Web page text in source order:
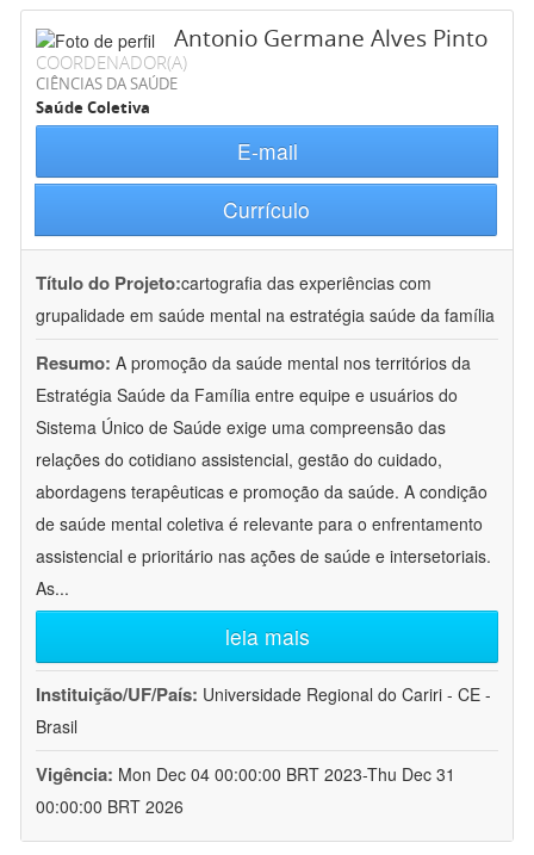
Antonio Germane Alves Pinto
COORDENADOR(A)
CIÊNCIAS DA SAÚDE
Saúde Coletiva
E-mail
Currículo
Título do Projeto:cartografia das experiências com
grupalidade em saúde mental na estratégia saúde da família
Resumo: A promoção da saúde mental nos territórios da
Estratégia Saúde da Família entre equipe e usuários do
Sistema Único de Saúde exige uma compreensão das
relações do cotidiano assistencial, gestão do cuidado,
abordagens terapêuticas e promoção da saúde. A condição
de saúde mental coletiva é relevante para o enfrentamento
assistencial e prioritário nas ações de saúde e intersetoriais.
As...
leia mais
Instituição/UF/País: Universidade Regional do Cariri - CE -
Brasil
Vigência: Mon Dec 04 00:00:00 BRT 2023-Thu Dec 31
00:00:00 BRT 2026